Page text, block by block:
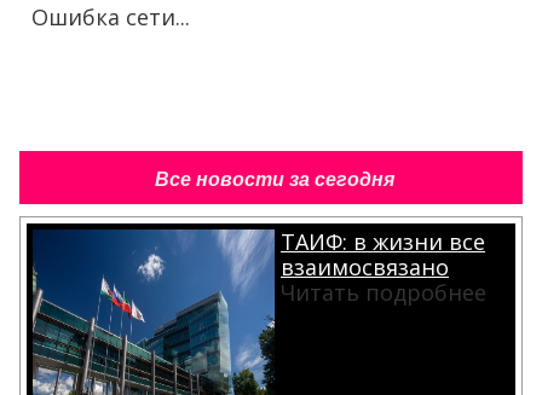
Ошибка сети...
Все новости за сегодня
ТАИФ: в жизни все
взаимосвязано
Читать подробнее